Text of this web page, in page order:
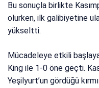
Bu sonuçla birlikte
olurken, ilk galibiyetine
yükseltti.
Mücadeleye etkili
King ile 1-0 öne geçti.
Yeşilyurt’un gördüğü